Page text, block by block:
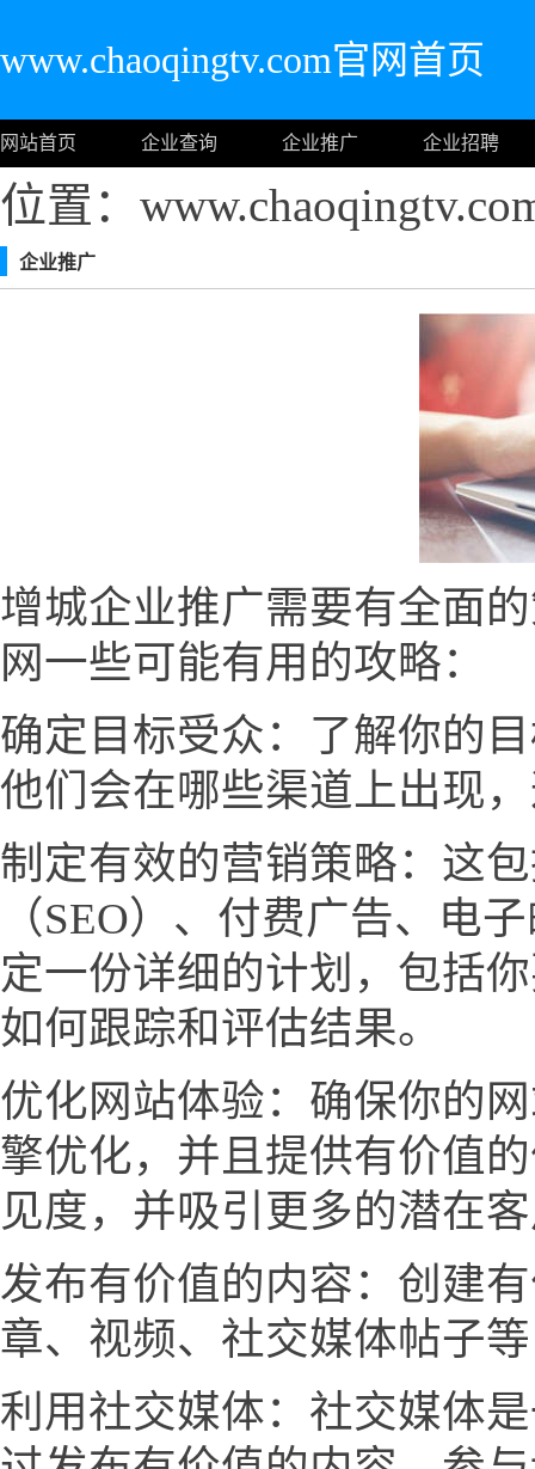
www.chaoqingtv.com官网首页
网站首页 企业查询 企业推广 企业招聘
位置：
企业推广
增城企业推广需要有全面
网一些可能有用的攻略：
确定目标受众：了解你的
他们会在哪些渠道上出现
制定有效的营销策略：这
（SEO）、付费广告、电
定一份详细的计划，包括
如何跟踪和评估结果。
优化网站体验：确保你的
擎优化，并且提供有价值
见度，并吸引更多的潜在
发布有价值的内容：创建
章、视频、社交媒体帖子
利用社交媒体：社交媒体